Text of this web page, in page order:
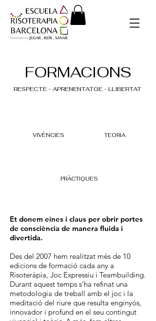
FORMACIONS
RESPECTE - APRENENTATGE - LLIBERTAT
VIVÈNCIES
PRÀCTIQUES
TEORIA
Et donem eines i claus per obrir portes
de consciència de manera fluida i
divertida.
Des del 2007 hem realitzat més de 10
edicions de formació cada any a
Risoteràpia, Joc Expressiu i Teambuilding.
Durant aquest temps s'ha refinat una
metodologia de treball amb el joc i la
meditació del riure que resulta enginyós,
innovador i profund en el seu contingut